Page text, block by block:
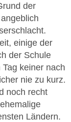
der
einige der
der Schule
keiner nach
nie zu kurz.
noch recht
Ländern.